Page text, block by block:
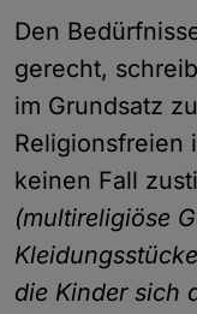
Den
gerecht,
im Grundsatz
Religionsfreien
keinen Fall
(multireligiöse
die Kinder sich